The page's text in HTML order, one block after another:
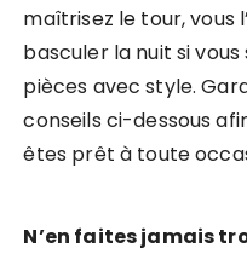
maîtrisez le tour, vous
basculer la nuit si
pièces avec style.
conseils ci-dessous
êtes prêt à toute
N’en faites jamais